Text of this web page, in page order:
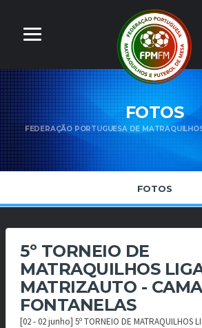
FOTOS
FEDERAÇÃO PORTUGUESA DE
FOTOS
5º TORNEIO DE
MATRAQUILHOS
MATRIZAUTO -
FONTANELAS
[02 - 02 junho] 5º TORNEIO DE MATRAQUILHOS